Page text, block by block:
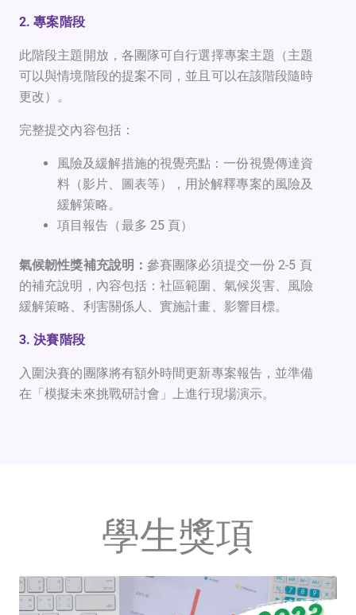
2. 專案階段
此階段主題開放，各團隊可自行選擇專案主題（主題
可以與情境階段的提案不同，並且可以在該階段隨時
更改）。
完整提交內容包括：
風險及緩解措施的視覺亮點：一份視覺傳達資
料（影片、圖表等），用於解釋專案的風險及
緩解策略。
項目報告（最多 25 頁）
氣候韌性獎補充說明： 參賽團隊必須提交一份 2-5 頁
的補充說明，內容包括：社區範圍、氣候災害、風險
緩解策略、利害關係人、實施計畫、影響目標。
3. 決賽階段
入圍決賽的團隊將有額外時間更新專案報告，並準備
在「模擬未來挑戰研討會」上進行現場演示。
學生獎項